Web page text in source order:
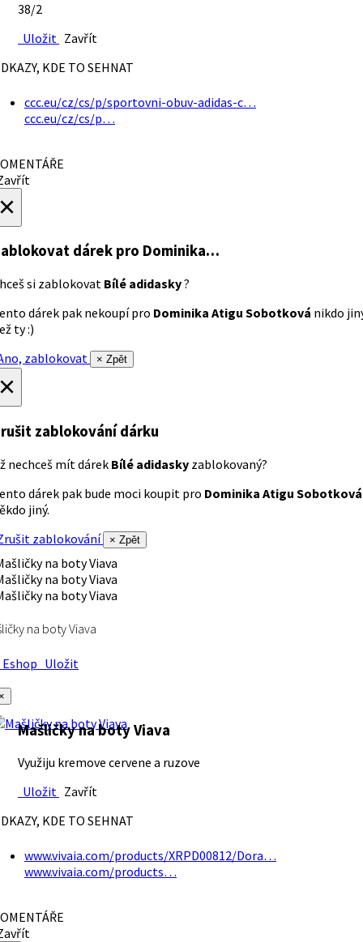
38/2
Uložit Zavřít
KDE TO SEHNAT
ccc.eu/cz/cs/p/sportovni-obuv-adidas-c…
ccc.eu/cz/cs/p…
dárek pro Dominika…
si zablokovat Bílé adidasky?
dárek pak nekoupí pro Dominika Atigu Sobotková nikdo
ty :)
zablokovat
× Zpět
zablokování dárku
nechceš mít dárek Bílé adidasky zablokovaný?
dárek pak bude moci koupit pro Dominika Atigu Sobotková
jiný.
zablokování
× Zpět
na boty Viava
Uložit
Mašličky na boty Viava
Využiju kremove cervene a ruzove
Uložit Zavřít
KDE TO SEHNAT
www.vivaia.com/products/XRPD00812/Dora…
www.vivaia.com/products…